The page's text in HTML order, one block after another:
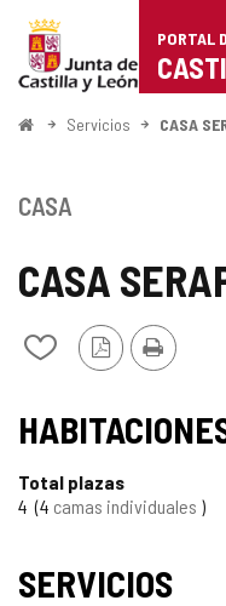
Portal
de
Turismo
Castilla
León
PORTAL
InicioServicios CASA
CASA
Añadir/quitar
cuadernos
Versión
PDF
Imprimir
CASA
Total plazas
4 4 camas individuales
SERVICIOS